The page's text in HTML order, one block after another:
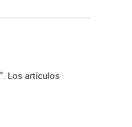
". Los artículos